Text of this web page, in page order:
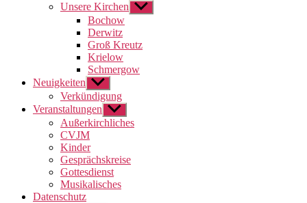
Unsere Kirchen Untermenü
anzeigen
Bochow
Derwitz
Groß Kreutz
Krielow
Schmergow
Neuigkeiten Untermenü
anzeigen
Verkündigung
Veranstaltungen Untermenü
anzeigen
Außerkirchliches
CVJM
Kinder
Gesprächskreise
Gottesdienst
Musikalisches
Datenschutz